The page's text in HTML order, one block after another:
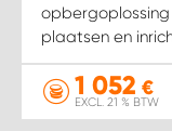
plaatsen en
1 052 €
EXCL. 21 % BTW